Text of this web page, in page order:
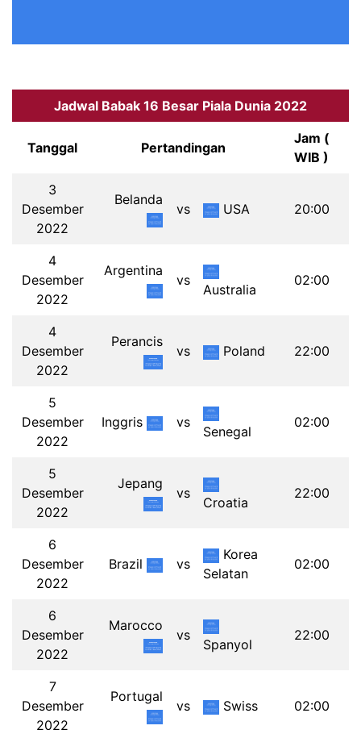
Jadwal Babak 16 Besar Piala Dunia 2022
Tanggal Pertandingan
Jam (
WIB )
3
Desember
2022
Belanda
vs USA 20:00
4
Desember
2022
Argentina
vs
Australia
02:00
4
Desember
2022
Perancis
vs Poland 22:00
5
Desember
2022
Inggris vs
Senegal
02:00
5
Desember
2022
Jepang
vs
Croatia
22:00
6
Desember
2022
Brazil vs
Korea
Selatan
02:00
6
Desember
2022
Marocco
vs
Spanyol
22:00
7
Desember
2022
Portugal
vs Swiss 02:00